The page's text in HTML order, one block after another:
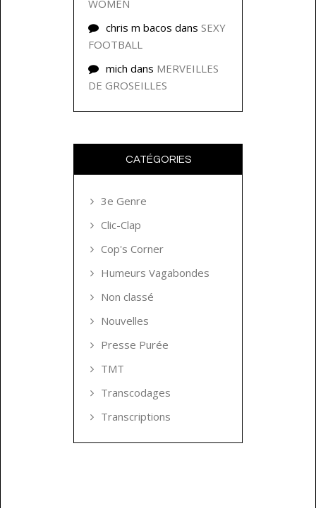
WOMEN
chris m bacos dans SEXY
FOOTBALL
mich dans MERVEILLES
DE GROSEILLES
CATÉGORIES
3e Genre
Clic-Clap
Cop's Corner
Humeurs Vagabondes
Non classé
Nouvelles
Presse Purée
TMT
Transcodages
Transcriptions